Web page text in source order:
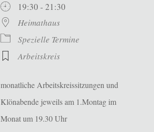
19:30 - 21:30
Heimathaus
Spezielle Termine
Arbeitskreis
monatliche Arbeitskreissitzungen und
Klönabende jeweils am 1.Montag im
Monat um 19.30 Uhr